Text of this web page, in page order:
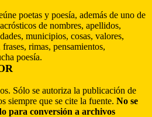
poetas y poesía, además de uno de
de nombres, apellidos,
municipios, cosas, valores,
rimas, pensamientos,
poesía.
Sólo se autoriza la publicación de
siempre que se cite la fuente. No se
para conversión a archivos